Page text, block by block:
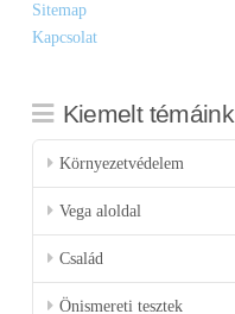
Sitemap
Kapcsolat
Kiemelt témáink
Környezetvédelem
Vega aloldal
Család
Önismereti tesztek